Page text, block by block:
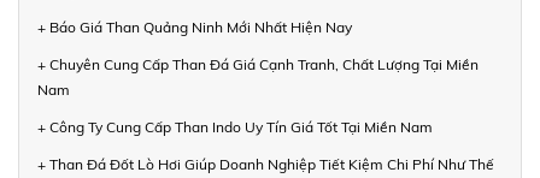
+ Báo Giá Than Quảng Ninh Mới Nhất Hiện Nay
+ Chuyên Cung Cấp Than Đá Giá Cạnh Tranh, Chất Lượng Tại Miền
Nam
+ Công Ty Cung Cấp Than Indo Uy Tín Giá Tốt Tại Miền Nam
+ Than Đá Đốt Lò Hơi Giúp Doanh Nghiệp Tiết Kiệm Chi Phí Như Thế